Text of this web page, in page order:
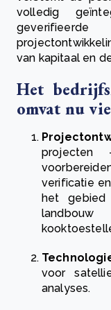
volledig
van kapitaal en
Het
omvat nu
verificatie
het gebied
voor
analyses.